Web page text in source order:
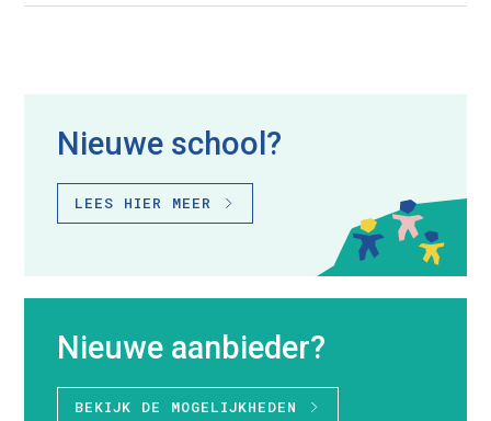
Nieuwe school?
LEES HIER MEER
Nieuwe aanbieder?
BEKIJK DE MOGELIJKHEDEN